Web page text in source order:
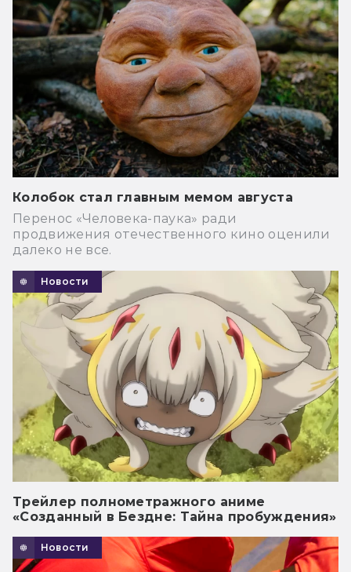
Колобок стал главным мемом августа
Перенос «Человека-паука» ради
продвижения отечественного кино оценили
далеко не все.
Новости
Трейлер полнометражного аниме
«Созданный в Бездне: Тайна пробуждения»
Новости